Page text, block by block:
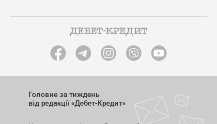
Головне за тиждень
від редакції «Дебет-Кредит»